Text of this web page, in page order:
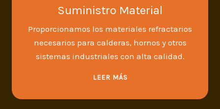
Suministro Material
Proporcionamos los materiales refractarios
necesarios para calderas, hornos y otros
sistemas industriales con alta calidad.
LEER MÁS